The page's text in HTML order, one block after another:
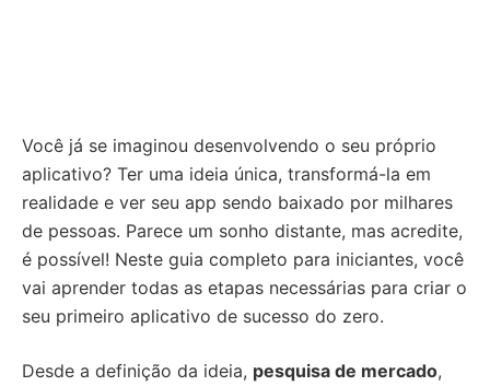
Você já se imaginou desenvolvendo o seu próprio
aplicativo? Ter uma ideia única, transformá-la em
realidade e ver seu app sendo baixado por milhares
de pessoas. Parece um sonho distante, mas acredite,
é possível! Neste guia completo para iniciantes, você
vai aprender todas as etapas necessárias para criar o
seu primeiro aplicativo de sucesso do zero.
Desde a definição da ideia, pesquisa de mercado,